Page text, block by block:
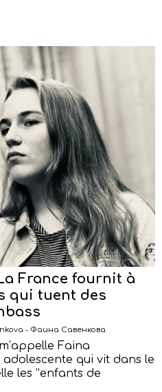
France fournit à
qui tuent des
- Фаина Савенкова
Faina
adolescente qui vit dans le
les “enfants de